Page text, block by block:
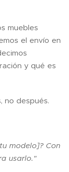
muebles
el envío en
y qué es
no después.
modelo]? Con
usarlo."